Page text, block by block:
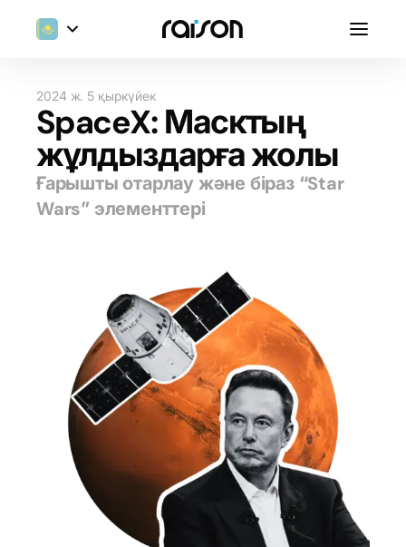
2024 ж. 5 қыркүйек
SpaceX: Масктың
жұлдыздарға жолы
Ғарышты отарлау және біраз “Star
Wars” элементтері